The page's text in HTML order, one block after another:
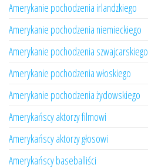
Amerykanie pochodzenia irlandzkiego
Amerykanie pochodzenia niemieckiego
Amerykanie pochodzenia szwajcarskiego
Amerykanie pochodzenia włoskiego
Amerykanie pochodzenia żydowskiego
Amerykańscy aktorzy filmowi
Amerykańscy aktorzy głosowi
Amerykańscy baseballiści